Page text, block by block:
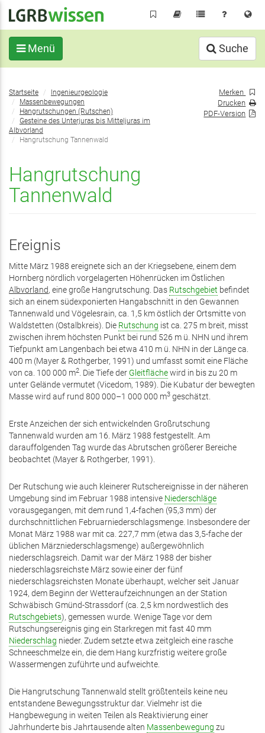
Inhalt
Menü Suche
Sie
befinden
sich
hier:
Startseite
Ingenieurgeologie
Massenbewegungen
Hangrutschungen (Rutschen)
Gesteine des Unterjuras bis Mitteljuras im
Albvorland
Hangrutschung Tannenwald
Hangrutschung
Tannenwald
Merken
Drucken
PDF-Version
Ereignis
Mitte März 1988 ereignete sich an der Kriegsebene, einem dem
Hornberg nördlich vorgelagerten Höhenrücken im Östlichen
Albvorland, eine große Hangrutschung. Das Rutschgebiet befindet
sich an einem südexponierten Hangabschnitt in den Gewannen
Tannenwald und Vögelesrain, ca. 1,5 km östlich der Ortsmitte von
Waldstetten (Ostalbkreis). Die Rutschung ist ca. 275 m breit, misst
zwischen ihrem höchsten Punkt bei rund 526 m ü. NHN und ihrem
Tiefpunkt am Langenbach bei etwa 410 m ü. NHN in der Länge ca.
400 m (Mayer & Rothgerber, 1991) und umfasst somit eine Fläche
von ca. 100 000 m2. Die Tiefe der Gleitflächewird in bis zu 20 m
unter Gelände vermutet (Vicedom, 1989). Die Kubatur der bewegten
Masse wird auf rund 800 000–1 000 000 m3 geschätzt.
Erste Anzeichen der sich entwickelnden Großrutschung
Tannenwald wurden am 16. März 1988 festgestellt. Am
darauffolgenden Tag wurde das Abrutschen größerer Bereiche
beobachtet (Mayer & Rothgerber, 1991).
Der Rutschung wie auch kleinerer Rutschereignisse in der näheren
Umgebung sind im Februar 1988 intensive Niederschläge
vorausgegangen, mit dem rund 1,4-fachen (95,3 mm) der
durchschnittlichen Februarniederschlagsmenge. Insbesondere der
Monat März 1988 war mit ca. 227,7 mm (etwa das 3,5-fache der
üblichen Märzniederschlagsmenge) außergewöhnlich
niederschlagsreich. Damit war der März 1988 der bisher
niederschlagsreichste März sowie einer der fünf
niederschlagsreichsten Monate überhaupt, welcher seit Januar
1924, dem Beginn der Wetteraufzeichnungen an der Station
Schwäbisch Gmünd-Strassdorf (ca. 2,5 km nordwestlich des
Rutschgebiets), gemessen wurde. Wenige Tage vor dem
Rutschungsereignis ging ein Starkregen mit fast 40 mm
Niederschlag nieder. Zudem setzte etwa zeitgleich eine rasche
Schneeschmelze ein, die dem Hang kurzfristig weitere große
Wassermengen zuführte und aufweichte.
Die Hangrutschung Tannenwald stellt größtenteils keine neu
entstandene Bewegungsstruktur dar. Vielmehr ist die
Hangbewegung in weiten Teilen als Reaktivierung einer
Jahrhunderte bis Jahrtausende alten Massenbewegung zu